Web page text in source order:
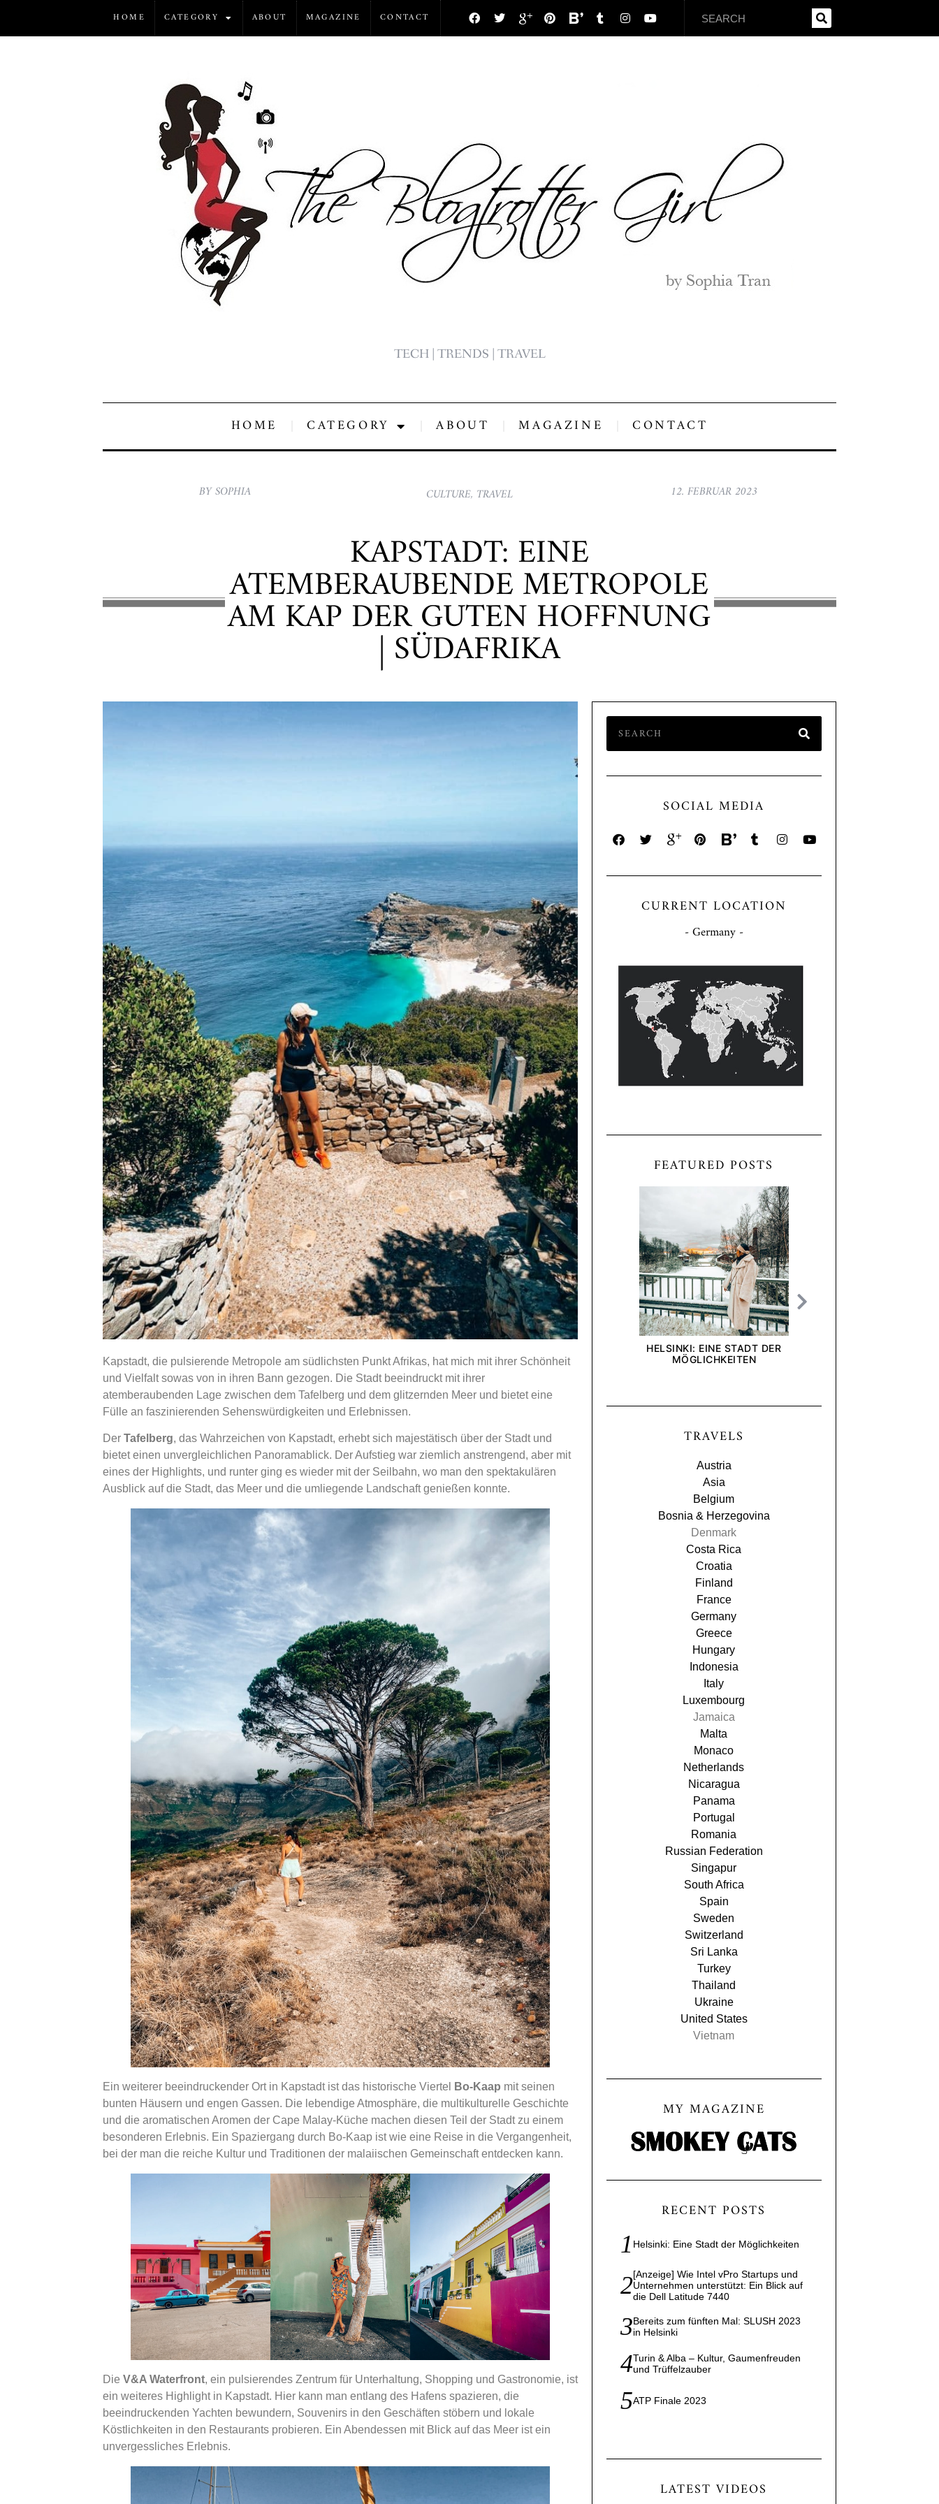
HOME CATEGORY ABOUT MAGAZINE CONTACT
TECH | TRENDS | TRAVEL
HOME CATEGORY ABOUT MAGAZINE CONTACT
BY SOPHIA CULTURE, TRAVEL 12. FEBRUAR 2023
KAPSTADT: EINE
ATEMBERAUBENDE METROPOLE
AM KAP DER GUTEN HOFFNUNG
| SÜDAFRIKA
Kapstadt, die pulsierende Metropole am südlichsten Punkt Afrikas, hat mich mit ihrer Schönheit
und Vielfalt sowas von in ihren Bann gezogen. Die Stadt beeindruckt mit ihrer
atemberaubenden Lage zwischen dem Tafelberg und dem glitzernden Meer und bietet eine
Fülle an faszinierenden Sehenswürdigkeiten und Erlebnissen.
Der Tafelberg, das Wahrzeichen von Kapstadt, erhebt sich majestätisch über der Stadt und
bietet einen unvergleichlichen Panoramablick. Der Aufstieg war ziemlich anstrengend, aber mit
eines der Highlights, und runter ging es wieder mit der Seilbahn, wo man den spektakulären
Ausblick auf die Stadt, das Meer und die umliegende Landschaft genießen konnte.
Ein weiterer beeindruckender Ort in Kapstadt ist das historische Viertel Bo-Kaap mit seinen
bunten Häusern und engen Gassen. Die lebendige Atmosphäre, die multikulturelle Geschichte
und die aromatischen Aromen der Cape Malay-Küche machen diesen Teil der Stadt zu einem
besonderen Erlebnis. Ein Spaziergang durch Bo-Kaap ist wie eine Reise in die Vergangenheit,
bei der man die reiche Kultur und Traditionen der malaiischen Gemeinschaft entdecken kann.
Die V&A Waterfront, ein pulsierendes Zentrum für Unterhaltung, Shopping und Gastronomie, ist
ein weiteres Highlight in Kapstadt. Hier kann man entlang des Hafens spazieren, die
beeindruckenden Yachten bewundern, Souvenirs in den Geschäften stöbern und lokale
Köstlichkeiten in den Restaurants probieren. Ein Abendessen mit Blick auf das Meer ist ein
unvergessliches Erlebnis.
SOCIAL MEDIA
CURRENT LOCATION
- Germany -
FEATURED POSTS
HELSINKI: EINE STADT DER
MÖGLICHKEITEN
TRAVELS
Austria
Asia
Belgium
Bosnia & Herzegovina
Denmark
Costa Rica
Croatia
Finland
France
Germany
Greece
Hungary
Indonesia
Italy
Luxembourg
Jamaica
Malta
Monaco
Netherlands
Nicaragua
Panama
Portugal
Romania
Russian Federation
Singapur
South Africa
Spain
Sweden
Switzerland
Sri Lanka
Turkey
Thailand
Ukraine
United States
Vietnam
MY MAGAZINE
RECENT POSTS
Helsinki: Eine Stadt der Möglichkeiten
[Anzeige] Wie Intel vPro Startups und
Unternehmen unterstützt: Ein Blick auf
die Dell Latitude 7440
Bereits zum fünften Mal: SLUSH 2023
in Helsinki
Turin & Alba – Kultur, Gaumenfreuden
und Trüffelzauber
ATP Finale 2023
LATEST VIDEOS